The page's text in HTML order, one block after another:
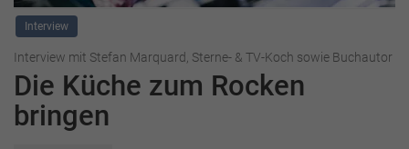
Interview
Interview mit Stefan Marquard, Sterne- & TV-Koch sowie Buchautor
Die Küche zum Rocken
bringen